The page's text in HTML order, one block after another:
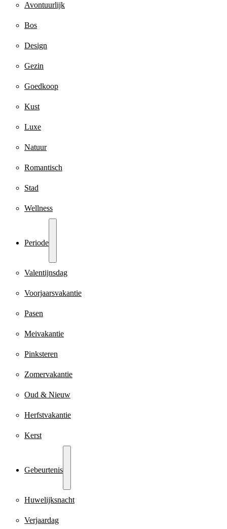
Avontuurlijk
Bos
Design
Gezin
Goedkoop
Kust
Luxe
Natuur
Romantisch
Stad
Wellness
Periode
Valentijnsdag
Voorjaarsvakantie
Pasen
Meivakantie
Pinksteren
Zomervakantie
Oud & Nieuw
Herfstvakantie
Kerst
Gebeurtenis
Huwelijksnacht
Verjaardag